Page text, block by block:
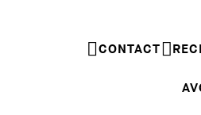
CONTACT